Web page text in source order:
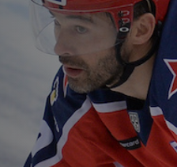
Локомотив
Шанхайские Драконы